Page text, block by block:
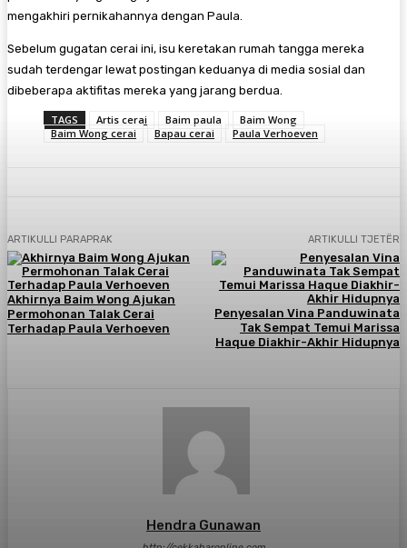
mengakhiri pernikahannya dengan Paula.
Sebelum gugatan cerai ini, isu keretakan rumah tangga mereka
sudah terdengar lewat postingan keduanya di media sosial dan
dibeberapa aktifitas mereka yang jarang berdua.
TAGS Artis cerai Baim paula
Baim Wong
Baim Wong cerai
Bapau cerai Paula Verhoeven
ARTIKULLI PARAPRAK
Akhirnya Baim Wong Ajukan
Permohonan Talak Cerai
Terhadap Paula Verhoeven
ARTIKULLI TJETËR
Penyesalan Vina Panduwinata
Tak Sempat Temui Marissa
Haque Diakhir-Akhir Hidupnya
Hendra Gunawan